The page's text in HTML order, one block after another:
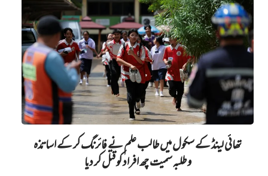
تھائی لینڈ کے سکول میں طالب علم نے فائرنگ کر کے اساتذہ
و طلبہ سمیت چھ افراد کو قتل کر دیا